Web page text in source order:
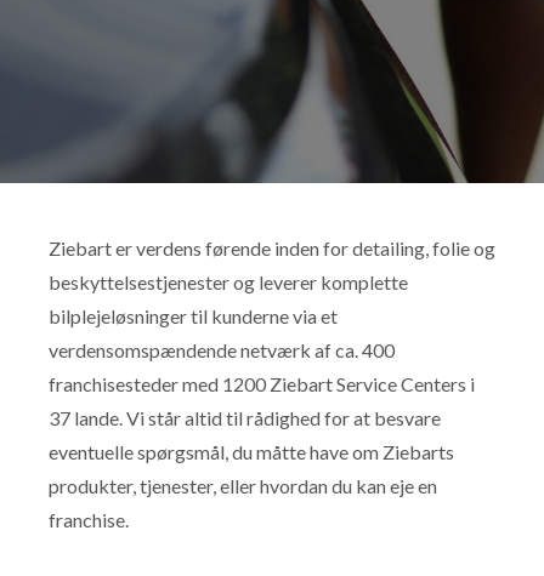
Ziebart er verdens førende inden for detailing, folie og
beskyttelsestjenester og leverer komplette
bilplejeløsninger til kunderne via et
verdensomspændende netværk af ca. 400
franchisesteder med 1200 Ziebart Service Centers i
37 lande. Vi står altid til rådighed for at besvare
eventuelle spørgsmål, du måtte have om Ziebarts
produkter, tjenester, eller hvordan du kan eje en
franchise.